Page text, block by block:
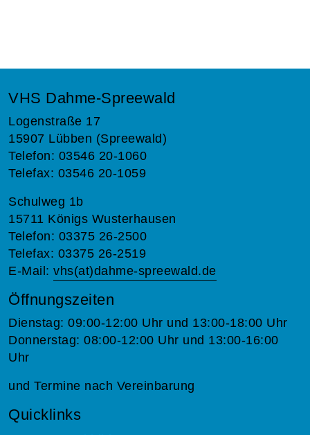
VHS Dahme-Spreewald
Logenstraße 17
15907 Lübben (Spreewald)
Telefon: 03546 20-1060
Telefax: 03546 20-1059
Schulweg 1b
15711 Königs Wusterhausen
Telefon: 03375 26-2500
Telefax: 03375 26-2519
E-Mail: vhs(at)dahme-spreewald.de
Öffnungszeiten
Dienstag: 09:00-12:00 Uhr und 13:00-18:00 Uhr
Donnerstag: 08:00-12:00 Uhr und 13:00-16:00
Uhr
und Termine nach Vereinbarung
Quicklinks